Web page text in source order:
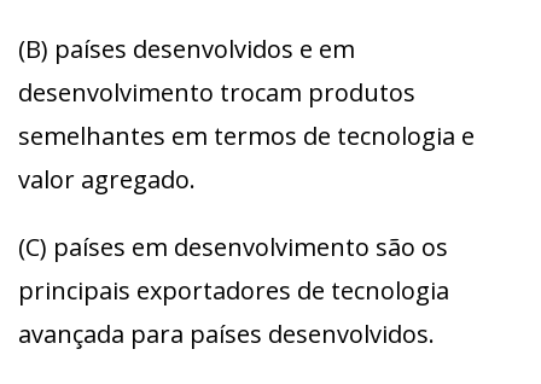
(B) países desenvolvidos e em
desenvolvimento trocam produtos
semelhantes em termos de tecnologia e
valor agregado.
(C) países em desenvolvimento são os
principais exportadores de tecnologia
avançada para países desenvolvidos.